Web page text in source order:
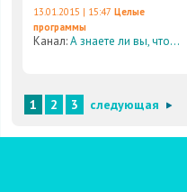
13.01.2015 | 15:47 Целые
программы
Канал:А знаете ли вы, что...
1 2 3 следующая